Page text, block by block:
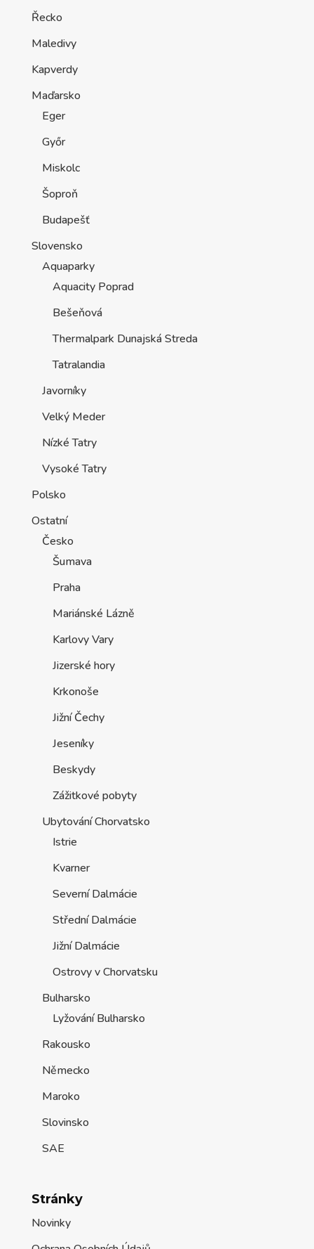
Řecko
Maledivy
Kapverdy
Maďarsko
Eger
Győr
Miskolc
Šoproň
Budapešť
Slovensko
Aquaparky
Aquacity Poprad
Bešeňová
Thermalpark Dunajská Streda
Tatralandia
Javorníky
Velký Meder
Nízké Tatry
Vysoké Tatry
Polsko
Ostatní
Česko
Šumava
Praha
Mariánské Lázně
Karlovy Vary
Jizerské hory
Krkonoše
Jižní Čechy
Jeseníky
Beskydy
Zážitkové pobyty
Ubytování Chorvatsko
Istrie
Kvarner
Severní Dalmácie
Střední Dalmácie
Jižní Dalmácie
Ostrovy v Chorvatsku
Bulharsko
Lyžování Bulharsko
Rakousko
Německo
Maroko
Slovinsko
SAE
Stránky
Novinky